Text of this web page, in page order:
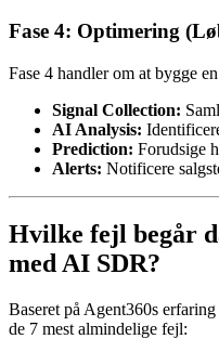
Fase 4: Optimering
Fase 4 handler om at bygge
Signal Collection:
AI Analysis:
Prediction: Forudsige
Alerts: Notificere
Hvilke fejl begår
med AI SDR?
Baseret på Agent360s
de 7 mest almindelige fejl: